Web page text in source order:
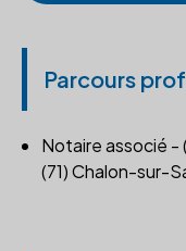
Parcours
Notaire associé -
(71) Chalon-sur-